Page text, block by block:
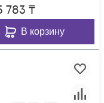
783 ₸
В корзину